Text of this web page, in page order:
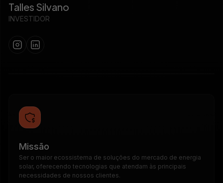
Talles Silvano
INVESTIDOR
Missão
Ser o maior ecossistema de soluções do mercado de energia
solar, oferecendo tecnologias que atendam às principais
necessidades de nossos clientes.